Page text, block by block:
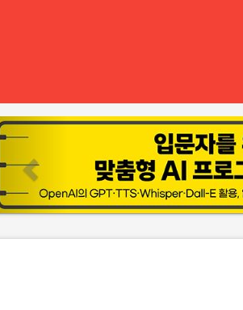
p
e
v
i
o